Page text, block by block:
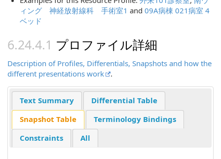
ィング 神経放射線科 手術室1 and 09A病棟 021病室 4
ベッド
プロファイル詳細
Description of Profiles, Differentials, Snapshots and how the
different presentations work
.
Text Summary
Differential Table
Snapshot Table
Terminology Bindings
Constraints
All